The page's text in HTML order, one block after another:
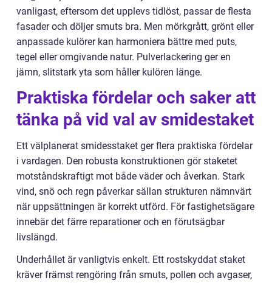
vanligast, eftersom det upplevs tidlöst, passar de flesta
fasader och döljer smuts bra. Men mörkgrått, grönt eller
anpassade kulörer kan harmoniera bättre med puts,
tegel eller omgivande natur. Pulverlackering ger en
jämn, slitstark yta som håller kulören länge.
Praktiska fördelar och saker att
tänka på vid val av smidestaket
Ett välplanerat smidesstaket ger flera praktiska fördelar
i vardagen. Den robusta konstruktionen gör staketet
motståndskraftigt mot både väder och åverkan. Stark
vind, snö och regn påverkar sällan strukturen nämnvärt
när uppsättningen är korrekt utförd. För fastighetsägare
innebär det färre reparationer och en förutsägbar
livslängd.
Underhållet är vanligtvis enkelt. Ett rostskyddat staket
kräver främst rengöring från smuts, pollen och avgaser,